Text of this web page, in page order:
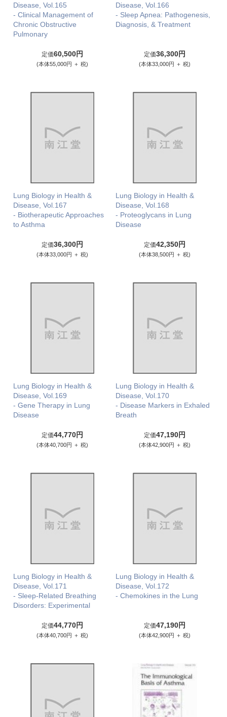
Disease, Vol.165
- Clinical Management of
Chronic Obstructive
Pulmonary
定価60,500円
(本体55,000円 ＋ 税)
Disease, Vol.166
- Sleep Apnea: Pathogenesis,
Diagnosis, & Treatment
定価36,300円
(本体33,000円 ＋ 税)
Lung Biology in Health &
Disease, Vol.167
- Biotherapeutic Approaches
to Asthma
定価36,300円
(本体33,000円 ＋ 税)
Lung Biology in Health &
Disease, Vol.168
- Proteoglycans in Lung
Disease
定価42,350円
(本体38,500円 ＋ 税)
Lung Biology in Health &
Disease, Vol.169
- Gene Therapy in Lung
Disease
定価44,770円
(本体40,700円 ＋ 税)
Lung Biology in Health &
Disease, Vol.170
- Disease Markers in Exhaled
Breath
定価47,190円
(本体42,900円 ＋ 税)
Lung Biology in Health &
Disease, Vol.171
- Sleep-Related Breathing
Disorders: Experimental
定価44,770円
(本体40,700円 ＋ 税)
Lung Biology in Health &
Disease, Vol.172
- Chemokines in the Lung
定価47,190円
(本体42,900円 ＋ 税)